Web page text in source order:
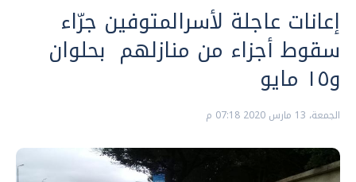
إعانات عاجلة لأسرالمتوفين جرّاء
سقوط أجزاء من منازلهم بحلوان
و١٥ مايو
الجمعة، 13 مارس 2020 07:18 م